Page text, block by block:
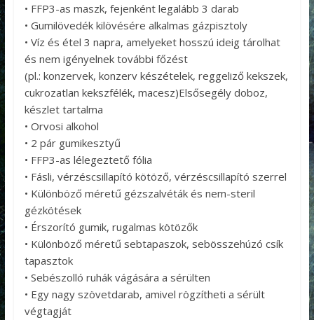
• FFP3-as maszk, fejenként legalább 3 darab
• Gumilövedék kilövésére alkalmas gázpisztoly
• Víz és étel 3 napra, amelyeket hosszú ideig tárolhat
és nem igényelnek további főzést
(pl.: konzervek, konzerv készételek, reggeliző kekszek,
cukrozatlan kekszfélék, macesz)Elsősegély doboz,
készlet tartalma
• Orvosi alkohol
• 2 pár gumikesztyű
• FFP3-as lélegeztető fólia
• Fásli, vérzéscsillapító kötöző, vérzéscsillapító szerrel
• Különböző méretű gézszalvéták és nem-steril
gézkötések
• Érszorító gumik, rugalmas kötözők
• Különböző méretű sebtapaszok, sebösszehúzó csík
tapasztok
• Sebészolló ruhák vágására a sérülten
• Egy nagy szövetdarab, amivel rögzítheti a sérült
végtagját